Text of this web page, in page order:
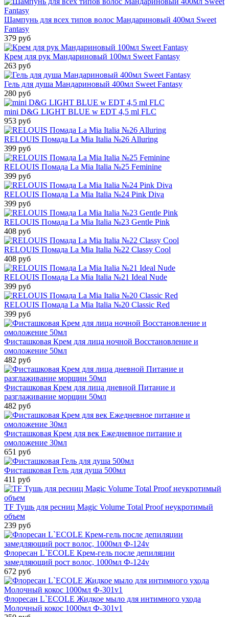
Шампунь для всех типов волос Мандариновый 400мл Sweet
Fantasy
379 руб
Крем для рук Мандариновый 100мл Sweet Fantasy
263 руб
Гель для душа Мандариновый 400мл Sweet Fantasy
280 руб
mini D&G LIGHT BLUE w EDT 4,5 ml FLC
953 руб
RELOUIS Помада La Mia Italia №26 Alluring
399 руб
RELOUIS Помада La Mia Italia №25 Feminine
399 руб
RELOUIS Помада La Mia Italia №24 Pink Diva
399 руб
RELOUIS Помада La Mia Italia №23 Gentle Pink
408 руб
RELOUIS Помада La Mia Italia №22 Classy Cool
408 руб
RELOUIS Помада La Mia Italia №21 Ideal Nude
399 руб
RELOUIS Помада La Mia Italia №20 Classic Red
399 руб
Фисташковая Крем для лица ночной Восстановление и
омоложение 50мл
482 руб
Фисташковая Крем для лица дневной Питание и
разглаживание морщин 50мл
482 руб
Фисташковая Крем для век Ежедневное питание и
омоложение 30мл
651 руб
Фисташковая Гель для душа 500мл
411 руб
TF Тушь для ресниц Magic Volume Total Proof неукротимый
объем
239 руб
Флоресан L`ECOLE Крем-гель после депиляции
замедляющий рост волос, 1000мл Ф-124v
672 руб
Флоресан L`ECOLE Жидкое мыло для интимного ухода
Молочный кокос 1000мл Ф-301v1